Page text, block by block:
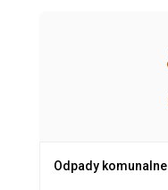
Odpady komunalne